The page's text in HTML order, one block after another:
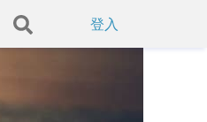
登入